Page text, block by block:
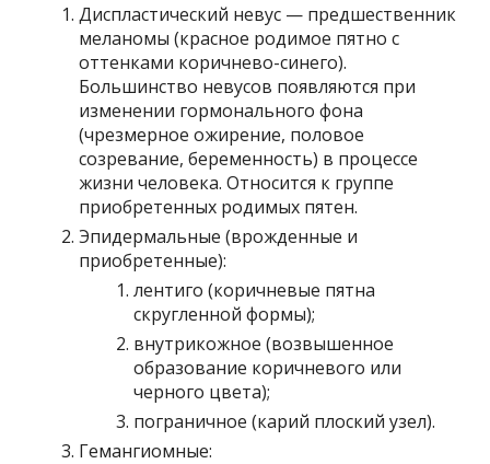
Диспластический невус — предшественник
меланомы (красное родимое пятно с
оттенками коричнево-синего).
Большинство невусов появляются при
изменении гормонального фона
(чрезмерное ожирение, половое
созревание, беременность) в процессе
жизни человека. Относится к группе
приобретенных родимых пятен.
Эпидермальные (врожденные и
приобретенные):
лентиго (коричневые пятна
скругленной формы);
внутрикожное (возвышенное
образование коричневого или
черного цвета);
пограничное (карий плоский узел).
Гемангиомные: